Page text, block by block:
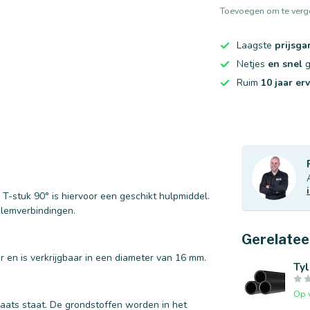
Toevoegen om te
Laagste
Netjes en snel
Ruim 10 jaar
stuk 90° is hiervoor een geschikt hulpmiddel.
is verkrijgbaar in een diameter van 16 mm.
staat. De grondstoffen worden in het
Op